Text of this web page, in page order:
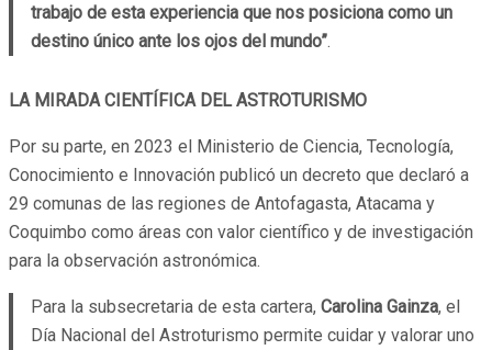
trabajo de esta experiencia que nos posiciona como un
destino único ante los ojos del mundo”.
LA MIRADA CIENTÍFICA DEL ASTROTURISMO
Por su parte, en 2023 el Ministerio de Ciencia, Tecnología,
Conocimiento e Innovación publicó un decreto que declaró a
29 comunas de las regiones de Antofagasta, Atacama y
Coquimbo como áreas con valor científico y de investigación
para la observación astronómica.
Para la subsecretaria de esta cartera, Carolina Gainza, el
Día Nacional del Astroturismo permite cuidar y valorar uno